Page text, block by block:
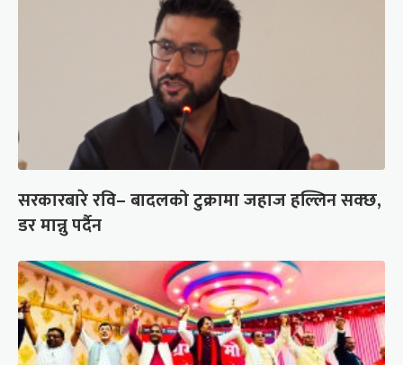
सरकारबारे रवि– बादलको टुक्रामा जहाज हल्लिन सक्छ,
डर मान्नु पर्दैन